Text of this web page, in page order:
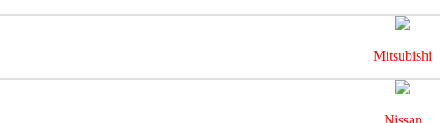
Mitsubishi
Nissan